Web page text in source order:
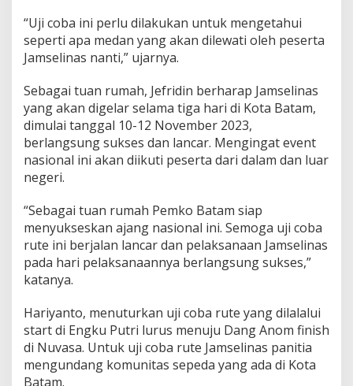
t
a
s
e
e
d
a
“Uji coba ini perlu dilakukan untuk mengetahui
seperti apa medan yang akan dilewati oleh peserta
Jamselinas nanti,” ujarnya.
Sebagai tuan rumah, Jefridin berharap Jamselinas
yang akan digelar selama tiga hari di Kota Batam,
dimulai tanggal 10-12 November 2023,
berlangsung sukses dan lancar. Mengingat event
nasional ini akan diikuti peserta dari dalam dan luar
negeri.
“Sebagai tuan rumah Pemko Batam siap
menyukseskan ajang nasional ini. Semoga uji coba
rute ini berjalan lancar dan pelaksanaan Jamselinas
pada hari pelaksanaannya berlangsung sukses,”
katanya.
Hariyanto, menuturkan uji coba rute yang dilalalui
start di Engku Putri lurus menuju Dang Anom finish
di Nuvasa. Untuk uji coba rute Jamselinas panitia
mengundang komunitas sepeda yang ada di Kota
Batam.